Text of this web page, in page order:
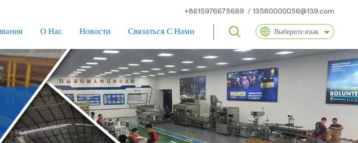
+8615976675689 / 13580000056@139.com
О Нас Новости Связаться С Нами Выберите язык